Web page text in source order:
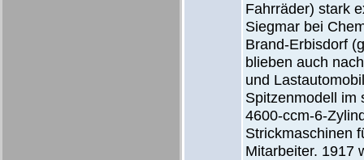
Fahrräder) stark
Siegmar bei
Brand-Erbisdorf
blieben auch
und
Spitzenmodell im
4600-ccm-6-
Strickmaschinen
Mitarbeiter. 1917